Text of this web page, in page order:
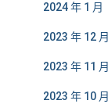
2024 年 1 月
2023 年 12 月
2023 年 11 月
2023 年 10 月